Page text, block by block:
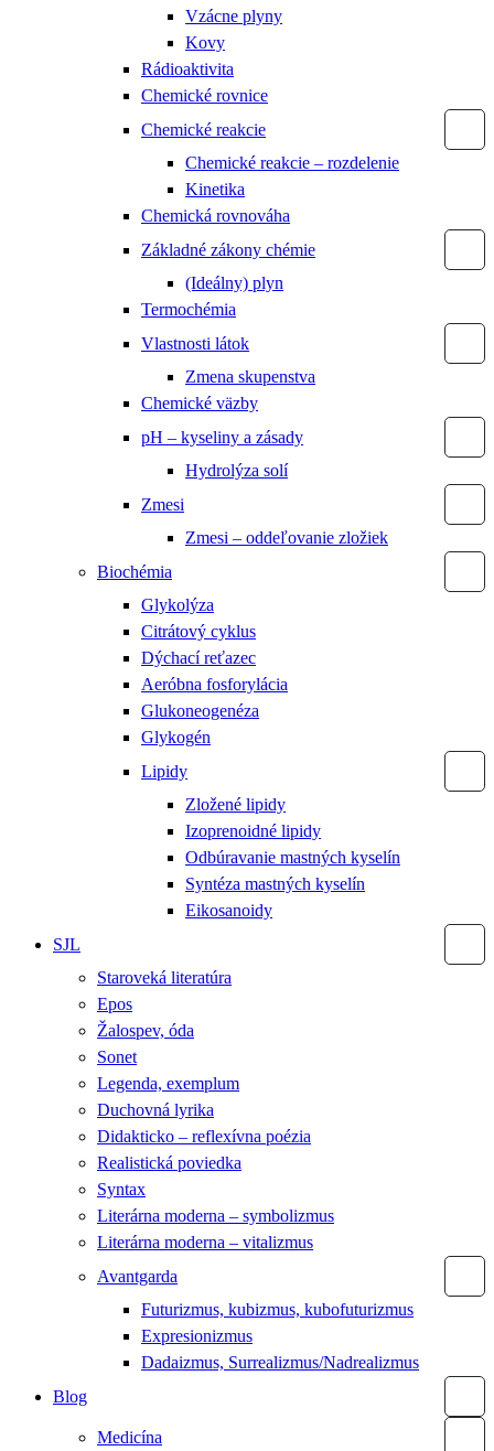
Vzácne plyny
Kovy
Rádioaktivita
Chemické rovnice
Chemické reakcie
Chemické reakcie – rozdelenie
Kinetika
Chemická rovnováha
Základné zákony chémie
(Ideálny) plyn
Termochémia
Vlastnosti látok
Zmena skupenstva
Chemické väzby
pH – kyseliny a zásady
Hydrolýza solí
Zmesi
Zmesi – oddeľovanie zložiek
Biochémia
Glykolýza
Citrátový cyklus
Dýchací reťazec
Aeróbna fosforylácia
Glukoneogenéza
Glykogén
Lipidy
Zložené lipidy
Izoprenoidné lipidy
Odbúravanie mastných kyselín
Syntéza mastných kyselín
Eikosanoidy
SJL
Staroveká literatúra
Epos
Žalospev, óda
Sonet
Legenda, exemplum
Duchovná lyrika
Didakticko – reflexívna poézia
Realistická poviedka
Syntax
Literárna moderna – symbolizmus
Literárna moderna – vitalizmus
Avantgarda
Futurizmus, kubizmus, kubofuturizmus
Expresionizmus
Dadaizmus, Surrealizmus/Nadrealizmus
Blog
Medicína